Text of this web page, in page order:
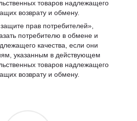
товаров надлежащего
возврату и обмену.
прав потребителей»,
потребителю в обмене и
качества, если они
указанным в действующем
товаров надлежащего
возврату и обмену.